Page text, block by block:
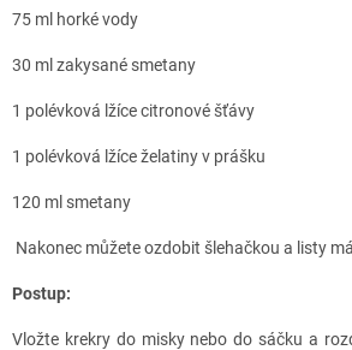
75 ml horké vody
30 ml zakysané smetany
1 polévková lžíce citronové šťávy
1 polévková lžíce želatiny v prášku
120 ml smetany
Nakonec můžete ozdobit šlehačkou a listy
Postup:
Vložte krekry do misky nebo do sáčku a